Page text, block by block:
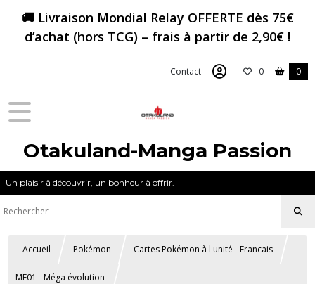
🚚 Livraison Mondial Relay OFFERTE dès 75€
d’achat (hors TCG) – frais à partir de 2,90€ !
Contact 0 0
Otakuland-Manga Passion
Un plaisir à découvrir, un bonheur à offrir.
Accueil Pokémon Cartes Pokémon à l'unité - Francais
ME01 - Méga évolution